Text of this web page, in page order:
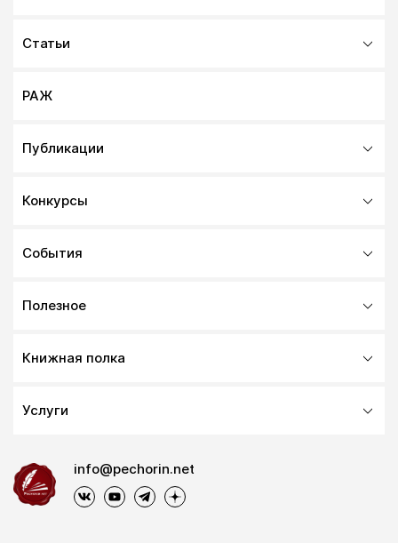
Статьи
РАЖ
Публикации
Конкурсы
События
Полезное
Книжная полка
Услуги
info@pechorin.net